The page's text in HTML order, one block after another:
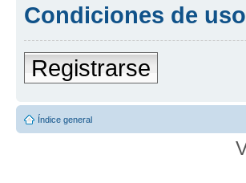
Condiciones de uso
Registrarse
Índice general